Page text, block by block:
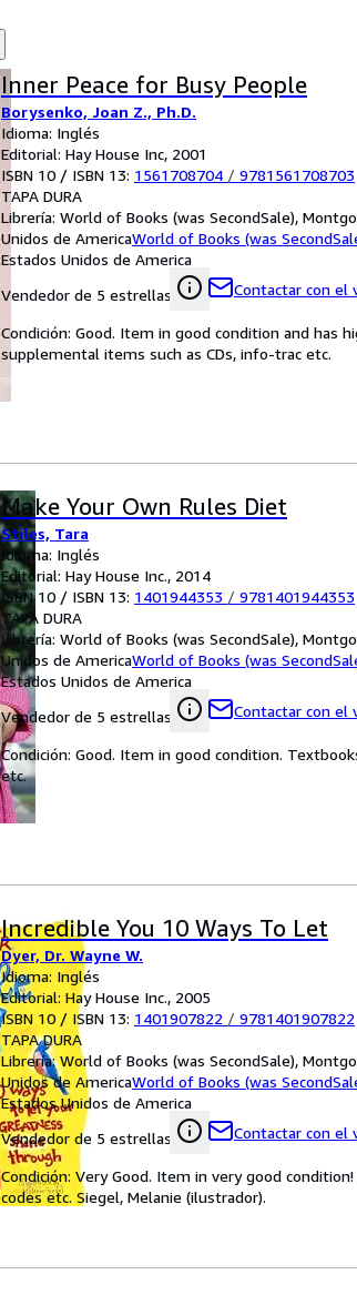
Inner Peace for Busy People
Borysenko, Joan Z., Ph.D.
Idioma: Inglés
Editorial: Hay House Inc, 2001
ISBN 10 / ISBN 13: 1561708704 / 9781561708703
TAPA DURA
Librería: World of Books (was SecondSale),
Unidos de AmericaWorld of Books (was
Estados Unidos de America
Vendedor de 5 estrellas
Contactar con el
Condición: Good. Item in good condition and
supplemental items such as CDs, info-trac etc.
Make Your Own Rules Diet
Stiles, Tara
Idioma: Inglés
Editorial: Hay House Inc., 2014
ISBN 10 / ISBN 13: 1401944353 / 9781401944353
TAPA DURA
Librería: World of Books (was SecondSale),
Unidos de AmericaWorld of Books (was
Estados Unidos de America
Vendedor de 5 estrellas
Contactar con el
Condición: Good. Item in good condition.
etc.
Incredible You 10 Ways To Let
Dyer, Dr. Wayne W.
Idioma: Inglés
Editorial: Hay House Inc., 2005
ISBN 10 / ISBN 13: 1401907822 / 9781401907822
TAPA DURA
Librería:World of Books (was SecondSale),
Unidos de AmericaWorld of Books (was
Estados Unidos de America
Vendedor de 5 estrellas
Contactar con el
Condición: Very Good. Item in very good
codes etc. Siegel, Melanie (ilustrador).